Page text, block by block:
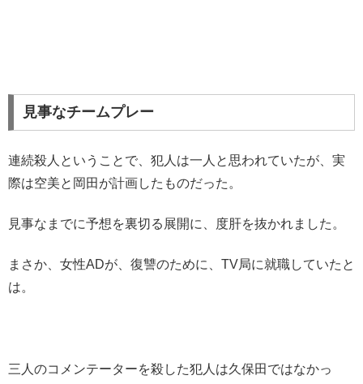
見事なチームプレー
連続殺人ということで、犯人は一人と思われていたが、実
際は空美と岡田が計画したものだった。
見事なまでに予想を裏切る展開に、度肝を抜かれました。
まさか、女性ADが、復讐のために、TV局に就職していたと
は。
三人のコメンテーターを殺した犯人は久保田ではなかっ